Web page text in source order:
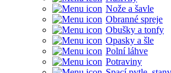
Nože a šavle
Obranné spreje
Obušky a tonfy
Opasky a šle
Polní láhve
Potraviny